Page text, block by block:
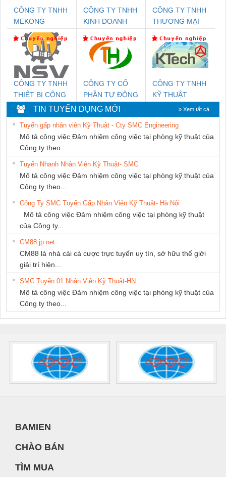
CÔNG TY TNHH
MEKONG
MARINE SUPPLY
CÔNG TY TNHH
KINH DOANH
PHƯƠNG NAM
CÔNG TY TNHH
THƯƠNG MẠI
THUẬT ĐIỆN CƠ
GIA HƯNG
PHÁT
CÔNG TY TNHH
THIẾT BỊ CÔNG
NGHIỆP NIHON
SETSUBI VIỆT
NAM
CÔNG TY CỔ
PHẦN TỰ ĐỘNG
TIẾN HƯNG
CÔNG TY TNHH
KỸ THUẬT
KTECH VIỆT
NAM
TIN TUYỂN DỤNG MỚI » Xem tất cả
Tuyển gấp nhân viên Kỹ Thuật - Cty SMC Engineering
Mô tả công việc Đảm nhiệm công việc tại phòng kỹ thuật của
Công ty theo...
Tuyển Nhanh Nhân Viên Kỹ Thuật- SMC
Mô tả công việc Đảm nhiệm công việc tại phòng kỹ thuật của
Công ty theo...
Công Ty SMC Tuyển Gấp Nhân Viên Kỹ Thuật- Hà Nội
Mô tả công việc Đảm nhiệm công việc tại phòng kỹ thuật
của Công ty...
CM88 jp net
CM88 là nhà cái cá cược trực tuyến uy tín, sở hữu thế giới
giải trí hiện...
SMC Tuyển 01 Nhân Viên Kỹ Thuật-HN
Mô tả công việc Đảm nhiệm công việc tại phòng kỹ thuật của
Công ty theo...
BAMIEN
CHÀO BÁN
TÌM MUA